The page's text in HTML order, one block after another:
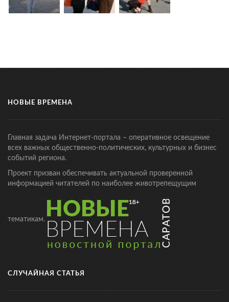
НОВЫЕ ВРЕМЕНА
Главная задача Интернет-портала – оперативное освещение
всех важных общественно-политических, культурных и бизнес
событий региона.
Проект призван обеспечивать актуальной проверенной
информацией читателей по наиболее животрепещущим
тематикам.
СЛУЧАЙНАЯ СТАТЬЯ